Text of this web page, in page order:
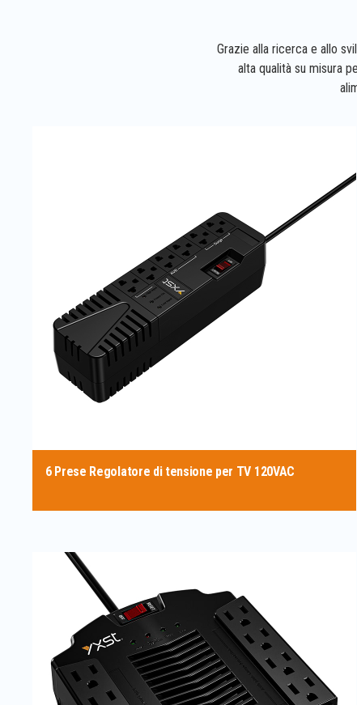
Grazie alla ricerca e allo
alta qualità su misura
6 Prese Regolatore di tensione per TV 120VAC